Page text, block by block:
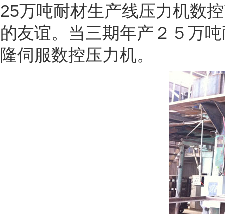
25万吨耐材生产线压力机数
的友谊。当三期年产２５万
隆伺服数控压力机。